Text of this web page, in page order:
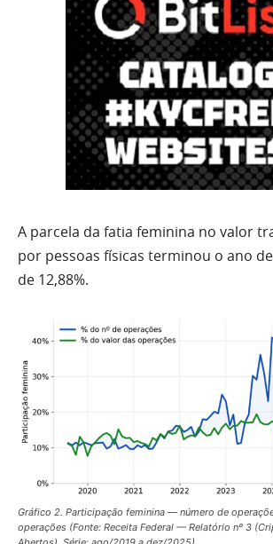
A parcela da fatia feminina no valor
por pessoas físicas terminou o ano
de 12,88%.
Gráfico 2. Participação feminina — número de
operações (Fonte: Receita Federal — Relatório nº 3